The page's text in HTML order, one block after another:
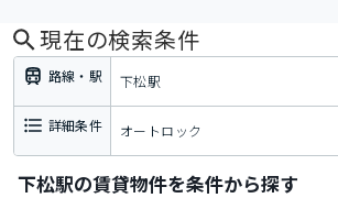
現在の検索条件
路線・駅 下松駅
詳細条件 オートロック
下松駅の賃貸物件を条件から探す